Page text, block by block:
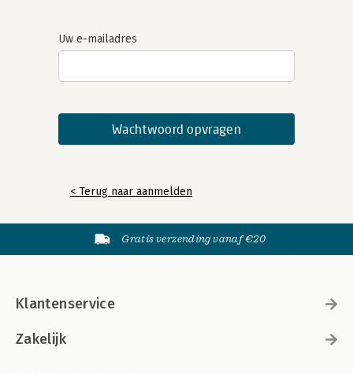
Uw e-mailadres
< Terug naar aanmelden
Gratis verzending vanaf €20
Klantenservice
Zakelijk